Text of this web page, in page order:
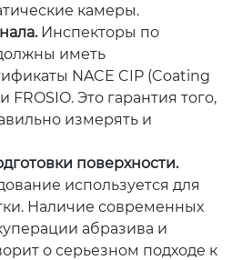
камеры.
Инспекторы по
иметь
NACE CIP (Coating
Это гарантия того,
измерять и
поверхности.
используется для
Наличие современных
абразива и
о серьезном подходе к